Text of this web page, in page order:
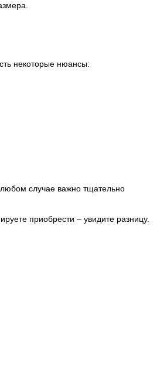
некоторые нюансы:
случае важно тщательно
приобрести – увидите разницу.